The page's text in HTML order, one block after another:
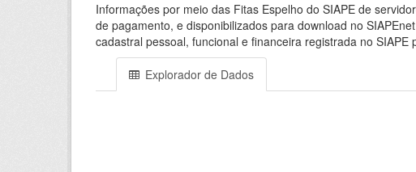
Informações por meio das Fitas Espelho do SIAPE de
de pagamento, e disponibilizados para download no
cadastral pessoal, funcional e financeira registrada no
Explorador de Dados